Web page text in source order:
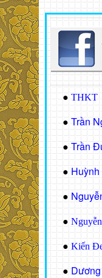
● THKT
● Trần
● Trần
●
●
●
● Kiến
●